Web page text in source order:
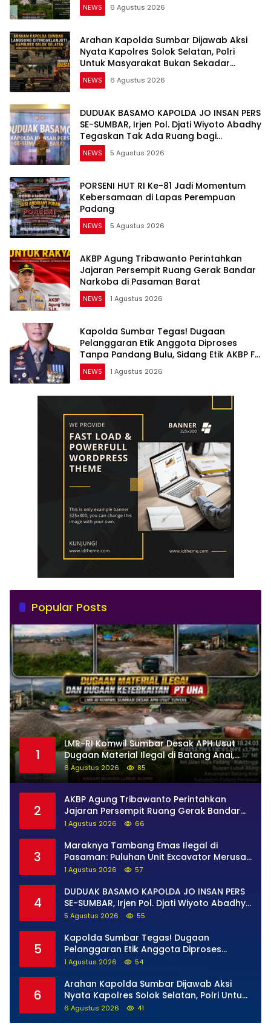
NEWS 6 Agustus 2026
Arahan Kapolda Sumbar Dijawab Aksi
Nyata Kapolres Solok Selatan, Polri
Untuk Masyarakat Bukan Sekadar
Slogan
NEWS 6 Agustus 2026
DUDUAK BASAMO KAPOLDA JO INSAN PERS
SE-SUMBAR, Irjen Pol. Djati Wiyoto Abadhy
Tegaskan Tak Ada Ruang bagi
Pelanggar Hukum di Internal Polri
NEWS 5 Agustus 2026
PORSENI HUT RI Ke-81 Jadi Momentum
Kebersamaan di Lapas Perempuan
Padang
NEWS 5 Agustus 2026
AKBP Agung Tribawanto Perintahkan
Jajaran Persempit Ruang Gerak Bandar
Narkoba di Pasaman Barat
NEWS 1 Agustus 2026
Kapolda Sumbar Tegas! Dugaan
Pelanggaran Etik Anggota Diproses
Tanpa Pandang Bulu, Sidang Etik AKBP F
Dipercepat
NEWS 1 Agustus 2026
Popular Posts
1
LMR-RI Komwil Sumbar Desak APH Usut
Dugaan Material Ilegal di Batang Anai,
Dugaan Keterkaitan PT UHA Diminta
Diselidiki Tuntas
6 Agustus 2026 85
2
AKBP Agung Tribawanto Perintahkan
Jajaran Persempit Ruang Gerak Bandar
Narkoba di Pasaman Barat
1 Agustus 2026 66
3
Maraknya Tambang Emas Ilegal di
Pasaman: Puluhan Unit Excavator Merusak
Alam, di Kawasan Muaro Sungai Lolo
1 Agustus 2026 57
4
DUDUAK BASAMO KAPOLDA JO INSAN PERS
SE-SUMBAR, Irjen Pol. Djati Wiyoto Abadhy
Tegaskan Tak Ada Ruang bagi Pelanggar
5 Agustus 2026 55
5
Kapolda Sumbar Tegas! Dugaan
Pelanggaran Etik Anggota Diproses
Tanpa Pandang Bulu, Sidang Etik AKBP F
1 Agustus 2026 54
6
Arahan Kapolda Sumbar Dijawab Aksi
Nyata Kapolres Solok Selatan, Polri Untuk
Masyarakat Bukan Sekadar Slogan
6 Agustus 2026 41